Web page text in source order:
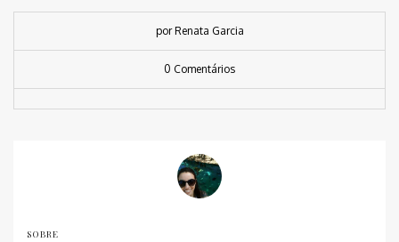
por Renata Garcia
0 Comentários
SOBRE